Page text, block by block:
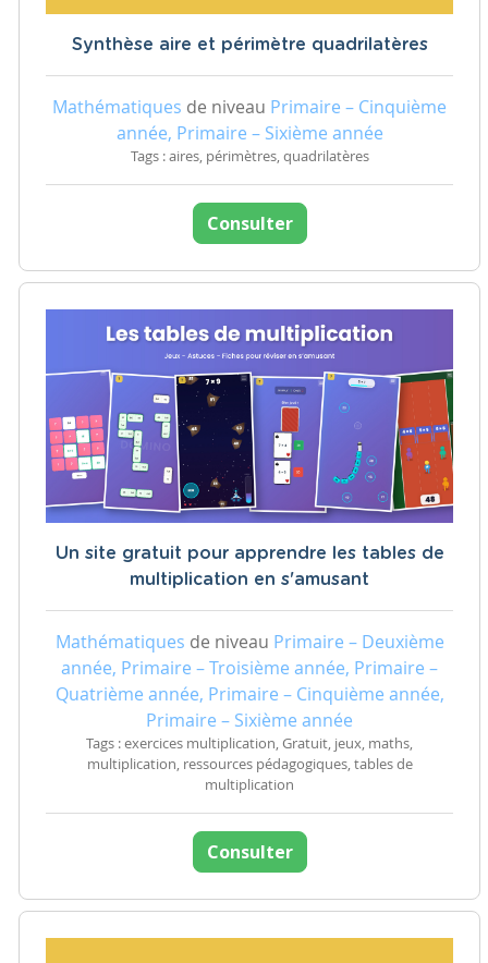
Synthèse aire et périmètre quadrilatères
Mathématiques de niveau Primaire – Cinquième
année, Primaire – Sixième année
Tags : aires, périmètres, quadrilatères
Consulter
Un site gratuit pour apprendre les tables de
multiplication en s'amusant
Mathématiques de niveau Primaire – Deuxième
année, Primaire – Troisième année, Primaire –
Quatrième année, Primaire – Cinquième année,
Primaire – Sixième année
Tags : exercices multiplication, Gratuit, jeux, maths,
multiplication, ressources pédagogiques, tables de
multiplication
Consulter